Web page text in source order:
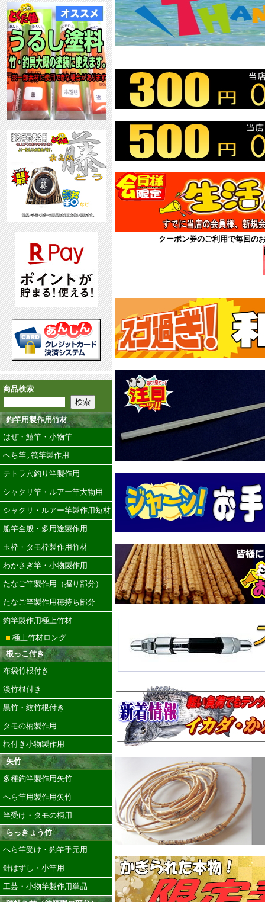
商品検索
釣竿用製作用竹材
はぜ・鱚竿・小物竿
へち竿,筏竿製作用
テトラ穴釣り竿製作用
シャクリ竿・ルアー竿大物用
シャクリ・ルアー竿製作用短材
船竿全般・多用途製作用
玉枠・タモ枠製作用竹材
わかさぎ竿・小物製作用
たなご竿製作用（握り部分）
たなご竿製作用穂持ち部分
釣竿製作用極上竹材
極上竹材ロング
根っこ付き
布袋竹根付き
淡竹根付き
黒竹・紋竹根付き
タモの柄製作用
根付き小物製作用
矢竹
多種釣竿製作用矢竹
へら竿用製作用矢竹
竿受け・タモの柄用
らっきょう竹
へら竿受け・釣竿手元用
針はずし・小竿用
工芸・小物竿製作用単品
クーポン券のご利用で毎回の